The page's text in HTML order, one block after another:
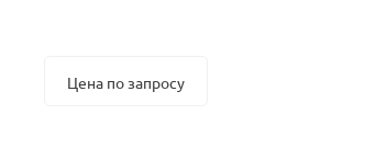
Цена по запросу